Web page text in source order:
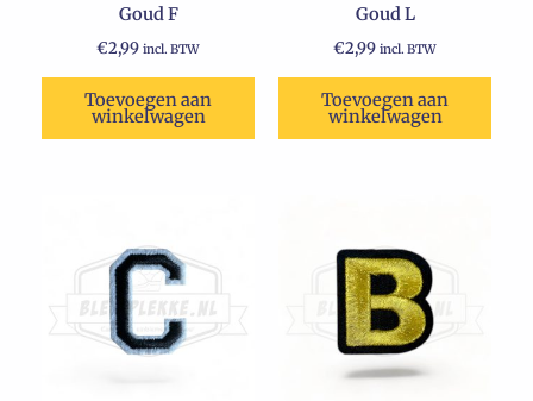
Goud F
€2,99 incl. BTW
Toevoegen aan
winkelwagen
Goud L
€2,99 incl. BTW
Toevoegen aan
winkelwagen